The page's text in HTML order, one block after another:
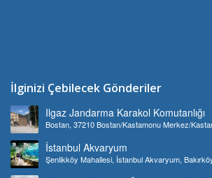
İlginizi Çebilecek Gönderiler
Ilgaz Jandarma Karakol Komutanlığı
Bostan, 37210 Bostan/Kastamonu Merkez/
İstanbul Akvaryum
Şenlikköy Mahallesi, İstanbul Akvaryum,